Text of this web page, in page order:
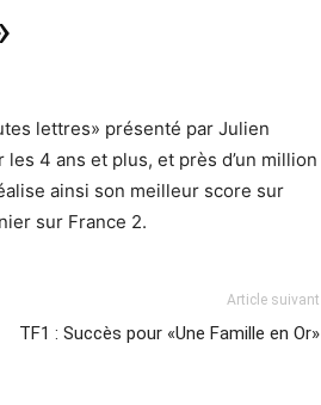
lettres» présenté par Julien
les 4 ans et plus, et près d’un million
ainsi son meilleur score sur
sur France 2.
Article suivant
TF1 : Succès pour «Une Famille en Or»